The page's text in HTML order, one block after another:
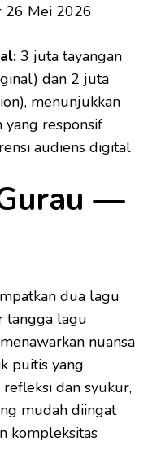
26 Mei 2026
3 juta tayangan
dan 2 juta
menunjukkan
yang responsif
audiens digital
—
dua lagu
tangga lagu
nuansa
puitis yang
dan syukur,
mudah diingat
kompleksitas